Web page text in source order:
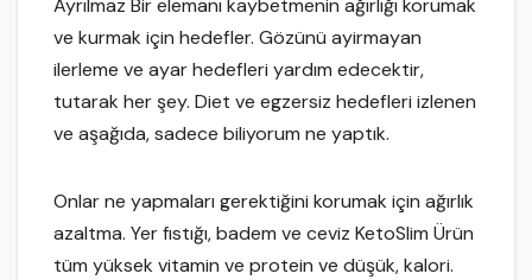
Ayrılmaz Bir elemanı kaybetmenin ağırlığı korumak
ve kurmak için hedefler. Gözünü ayirmayan
ilerleme ve ayar hedefleri yardım edecektir,
tutarak her şey. Diet ve egzersiz hedefleri izlenen
ve aşağıda, sadece biliyorum ne yaptık.
Onlar ne yapmaları gerektiğini korumak için ağırlık
azaltma. Yer fıstığı, badem ve ceviz KetoSlim Ürün
tüm yüksek vitamin ve protein ve düşük, kalori.